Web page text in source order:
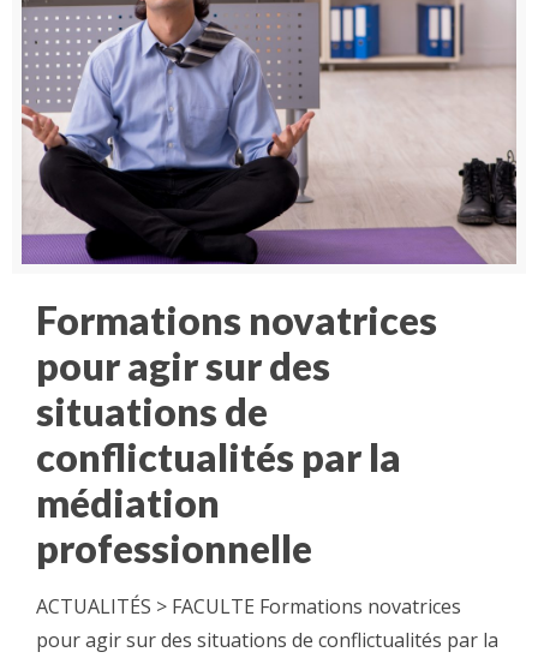
Formations novatrices
pour agir sur des
situations de
conflictualités par la
médiation
professionnelle
ACTUALITÉS > FACULTE Formations novatrices
pour agir sur des situations de conflictualités par la